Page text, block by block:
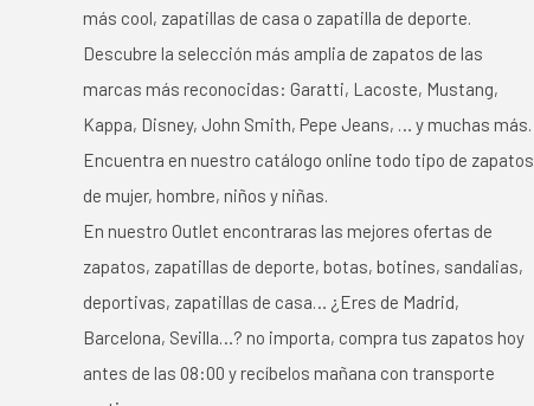
más cool, zapatillas de casa o zapatilla de deporte.
Descubre la selección más amplia de zapatos de las
marcas más reconocidas: Garatti, Lacoste, Mustang,
Kappa, Disney, John Smith, Pepe Jeans, … y muchas más.
Encuentra en nuestro catálogo online todo tipo de zapatos
de mujer, hombre, niños y niñas.
En nuestro Outlet encontraras las mejores ofertas de
zapatos, zapatillas de deporte, botas, botines, sandalias,
deportivas, zapatillas de casa… ¿Eres de Madrid,
Barcelona, Sevilla…? no importa, compra tus zapatos hoy
antes de las 08:00 y recíbelos mañana con transporte